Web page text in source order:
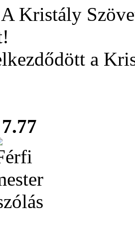
Kristály
a
7.77